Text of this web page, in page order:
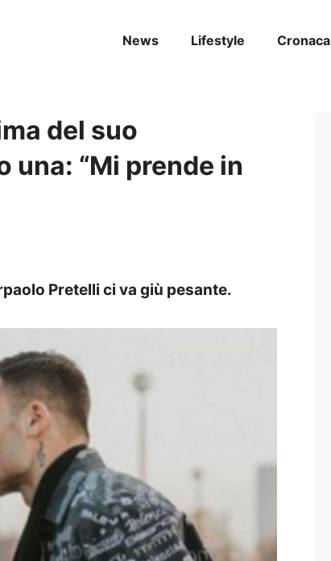
News Lifestyle Cronaca
del suo
una: “Mi prende in
Pretelli ci va giù pesante.